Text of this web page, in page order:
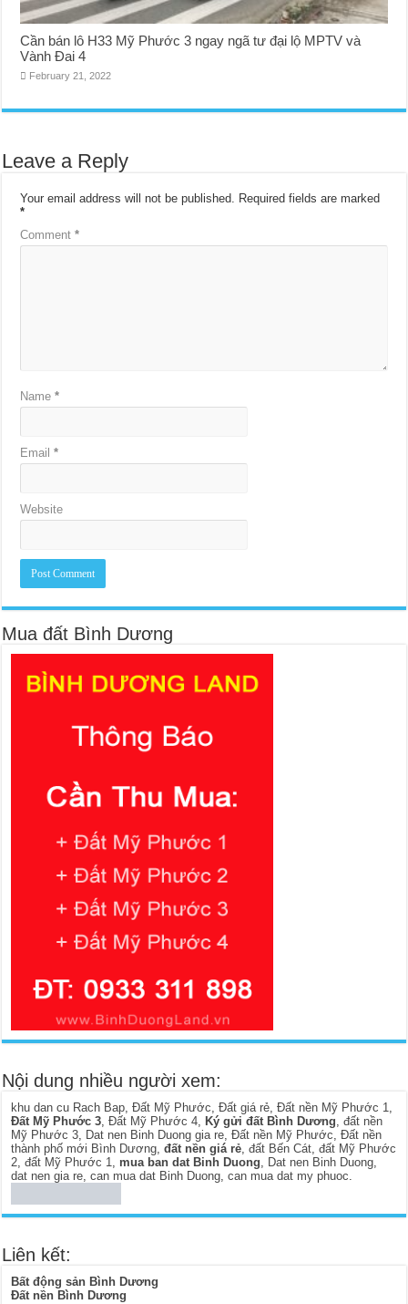
Cần bán lô H33 Mỹ Phước 3 ngay ngã tư đại lộ MPTV và
Vành Đai 4
February 21, 2022
Leave a Reply
Your email address will not be published. Required fields are marked
*
Comment*
Name*
Email*
Website
Mua đất Bình Dương
Nội dung nhiều người xem:
khu dan cu Rach Bap,Đất Mỹ Phước,Đất giá rẻ,Đất nền Mỹ Phước 1,
Đất Mỹ Phước 3,Đất Mỹ Phước 4, Ký gửi đất Bình Dương,đất nền
Mỹ Phước 3, Dat nen Binh Duong gia re,Đất nền Mỹ Phước,Đất nền
thành phố mới Bình Dương,đất nền giá rẻ,đất Bến Cát,đất Mỹ Phước
2,đất Mỹ Phước 1, mua ban dat Binh Duong, Dat nen Binh Duong,
dat nen gia re,can mua dat Binh Duong,can mua dat my phuoc.
Liên kết:
Bất động sản Bình Dương
Đất nền Bình Dương